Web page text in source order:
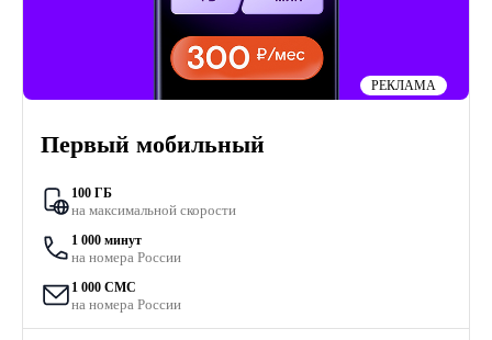
Первый мобильный
100 ГБ
на максимальной скорости
1 000 минут
на номера России
1 000 СМС
на номера России
РЕКЛАМА